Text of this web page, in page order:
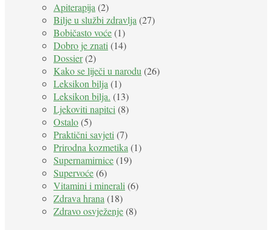
Apiterapija (2)
Bilje u službi zdravlja (27)
Bobičasto voće(1)
Dobro je znati (14)
Dossier(2)
Kako se liječi u narodu (26)
Leksikon bilja (1)
Leksikon bilja. (13)
Ljekoviti napitci (8)
Ostalo(5)
Praktični savjeti (7)
Prirodna kozmetika (1)
Supernamirnice(19)
Supervoće(6)
Vitamini i minerali (6)
Zdrava hrana (18)
Zdravo osvježenje(8)